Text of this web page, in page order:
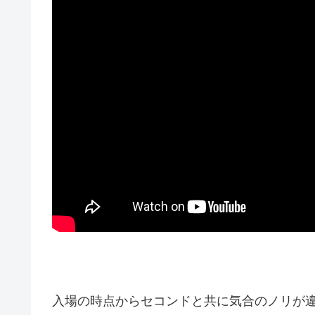
入場の時点からセコンドと共に気合のノリが